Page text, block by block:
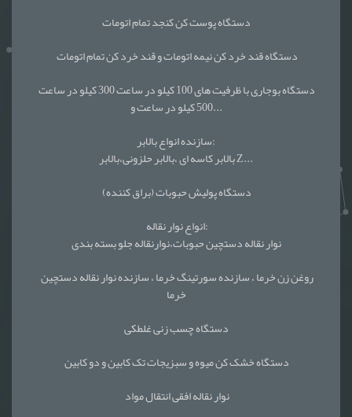
دستگاه پوست کن کنجد تمام اتومات
دستگاه قند خرد کن نیمه اتومات و قند خرد کن تمام اتومات
500 کیلو در ساعت و...
سازنده انواع بالابر:
بالابر کاسه ای ،بالابر حلزونی،بالابر Z...
دستگاه پولیش حبوبات (براق کننده)
انواع نوار نقاله:
نوار نقاله دستچین حبوبات،نوارنقاله جلو بسته بندی
خرما
دستگاه چسب زنی غلطکی
دستگاه خشک کن میوه و سبزیجات تک کابین و دو کابین
نوار نقاله افقی انتقال مواد